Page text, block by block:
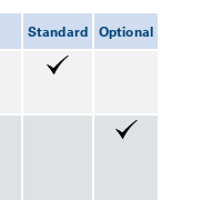
Standard Optional